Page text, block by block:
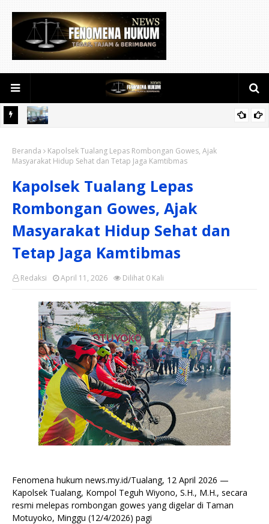
Lestarikan Tradisi Menolak Bala
Beranda
Kapolsek Tualang Lepas Rombongan Gowes, Ajak
Masyarakat Hidup Sehat dan Tetap Jaga Kamtibmas
Kapolsek Tualang Lepas
Rombongan Gowes, Ajak
Masyarakat Hidup Sehat dan
Tetap Jaga Kamtibmas
Redaksi Dilihat 0 Kali
April 11, 2026
Fenomena hukum news.my.id/Tualang, 12 April 2026 —
Kapolsek Tualang, Kompol Teguh Wiyono, S.H., M.H., secara
resmi melepas rombongan gowes yang digelar di Taman
Motuyoko, Minggu (12/4/2026) pagi